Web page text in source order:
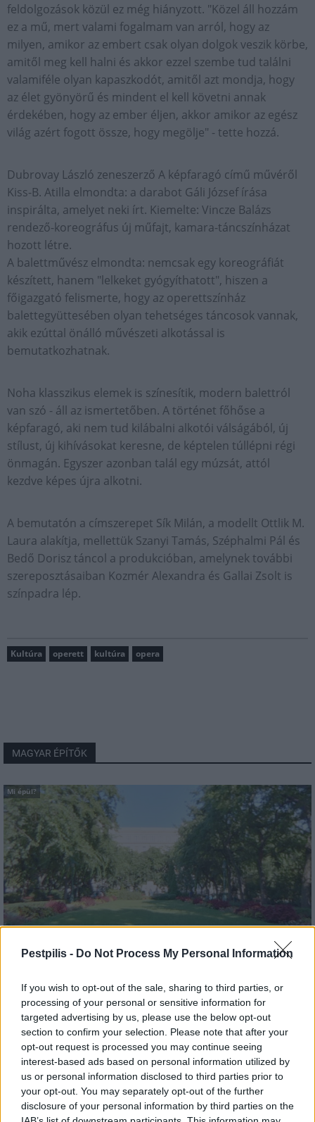
Pestpilis - Do Not Process My Personal Information
If you wish to opt-out of the sale, sharing to third parties, or
processing of your personal or sensitive information for
targeted advertising by us, please use the below opt-out
section to confirm your selection. Please note that after your
opt-out request is processed you may continue seeing
interest-based ads based on personal information utilized by
us or personal information disclosed to third parties prior to
your opt-out. You may separately opt-out of the further
disclosure of your personal information by third parties on the
feldolgozások közül ez még hiányzott. "Közel áll hozzám
ez a mű, mert valami fogalmam van arról, hogy az
milyen, amikor az embert csak olyan dolgok veszik körbe,
amitől meg kell halni és akkor ezzel szembe tud találni
valamiféle olyan kapaszkodót, amitől azt mondja, hogy
az élet gyönyörű és mindent el kell követni annak
érdekében, hogy az ember éljen, akkor amikor az egész
világ azért fogott össze, hogy megölje" - tette hozzá.
Dubrovay László zeneszerző A képfaragó című művéről
Kiss-B. Atilla elmondta: a darabot Gáli József írása
inspirálta, amelyet neki írt. Kiemelte: Vincze Balázs
rendező-koreográfus új műfajt, kamara-táncszínházat
hozott létre.
A balettművész elmondta: nemcsak egy koreográfiát
készített, hanem "lelkeket gyógyíthatott", hiszen a
főigazgató felismerte, hogy az operettszínház
balettegyüttesében olyan tehetséges táncosok vannak,
akik ezúttal önálló művészeti alkotással is
bemutatkozhatnak.
Noha klasszikus elemek is színesítik, modern balettról
van szó - áll az ismertetőben. A történet főhőse a
képfaragó, aki nem tud kilábalni alkotói válságából, új
stílust, új kihívásokat keresne, de képtelen túllépni régi
önmagán. Egyszer azonban talál egy múzsát, attól
kezdve képes újra alkotni.
A bemutatón a címszerepet Sík Milán, a modellt Ottlik M.
Laura alakítja, mellettük Szanyi Tamás, Széphalmi Pál és
Bedő Dorisz táncol a produkcióban, amelynek további
szereposztásaiban Kozmér Alexandra és Gallai Zsolt is
színpadra lép.
Kultúra operett kultúra opera
MAGYAR ÉPÍTŐK
Mi épül?
Város-Teampannon Kereskedelmi és Szolgáltató Kft.
parkfelújítás
Újragondolják Lipótváros rejtett, zöld parkját
Indulhat a Honvéd tér megújításának tervezése, ahol a
klímatudatos gondolkodás és a helyi identitás erősítése kerül a
középpontba.
Történelmi táj, amelynek minden köve
mesél – megújul a tatai Angolkert